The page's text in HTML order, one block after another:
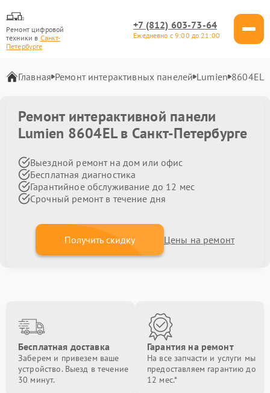
Ремонт цифровой
техники в Санкт-
Петербурге
+7 (812) 603-73-64
Ежедневно с 9:00 до 21:00
Главная Ремонт интерактивных панелей Lumien 8604EL
Ремонт интерактивной панели
Lumien 8604EL в Санкт-Петербурге
Выездной ремонт на дом или офис
Бесплатная диагностика
Гарантийное обслуживание до 12 мес
Срочный ремонт в течение дня
Получить скидку Цены на ремонт
Бесплатная доставка
Заберем и привезем ваше
устройство. Выезд в течение
30 минут.
Гарантия на ремонт
На все запчасти и услуги мы
предоставляем гарантию до
12 мес.*